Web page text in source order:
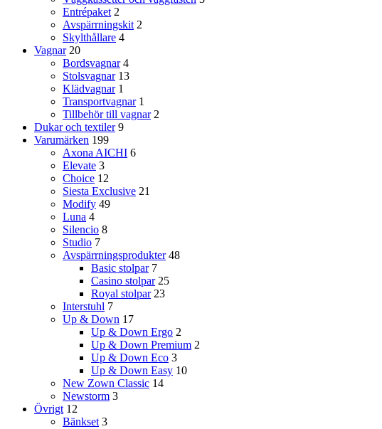
Entrépaket 2
Avspärrningskit 2
Skylthållare 4
Vagnar 20
Bordsvagnar 4
Stolsvagnar 13
Klädvagnar 1
Transportvagnar 1
Tillbehör till vagnar 2
Dukar och textiler 9
Varumärken 199
Axona AICHI 6
Elevate 3
Choice 12
Siesta Exclusive 21
Modify 49
Luna 4
Silencio 8
Studio 7
Avspärrningsprodukter 48
Basic stolpar 7
Casino stolpar 25
Royal stolpar 23
Interstuhl 7
Up & Down 17
Up & Down Ergo 2
Up & Down Premium 2
Up & Down Eco 3
Up & Down Easy 10
New Zown Classic 14
Newstorm 3
Övrigt 12
Bänkset 3